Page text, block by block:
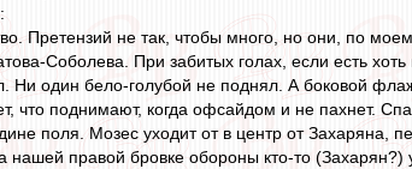
Претензий не так, чтобы много, но они, по
Соболева. При забитых голах, если есть
Ни один бело-голубой не поднял. А боковой
что поднимают, когда офсайдом и не пахнет.
поля. Мозес уходит от в центр от Захаряна,
нашей правой бровке обороны кто-то